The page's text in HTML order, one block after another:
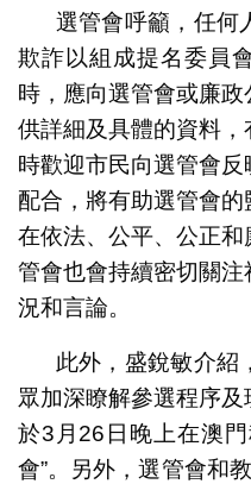
選管會呼籲，任何
欺詐以組成提名委員
時，應向選管會或廉
供詳細及具體的資料
時歡迎市民向選管會
配合，將有助選管會
在依法、公平、公正
管會也會持續密切關
況和言論。
此外，盛銳敏介紹
眾加深瞭解參選程序
於3月26日晚上在澳
會”。另外，選管會和